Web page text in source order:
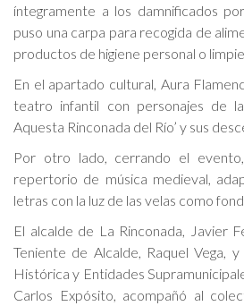
íntegramente a los damnificados
puso una carpa para recogida de
productos de higiene personal o
En el apartado cultural, Aura
teatro infantil con personajes de la
Aquesta Rinconada del Río’ y sus
Por otro lado, cerrando el
repertorio de música medieval,
letras con la luz de las velas como
El alcalde de La Rinconada, Javier
Teniente de Alcalde, Raquel Vega,
Histórica y Entidades
Carlos Expósito, acompañó al